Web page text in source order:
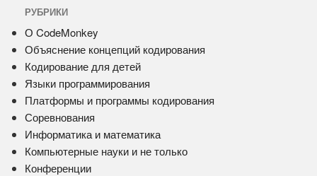
РУБРИКИ
О CodeMonkey
Объяснение концепций кодирования
Кодирование для детей
Языки программирования
Платформы и программы кодирования
Соревнования
Информатика и математика
Компьютерные науки и не только
Конференции